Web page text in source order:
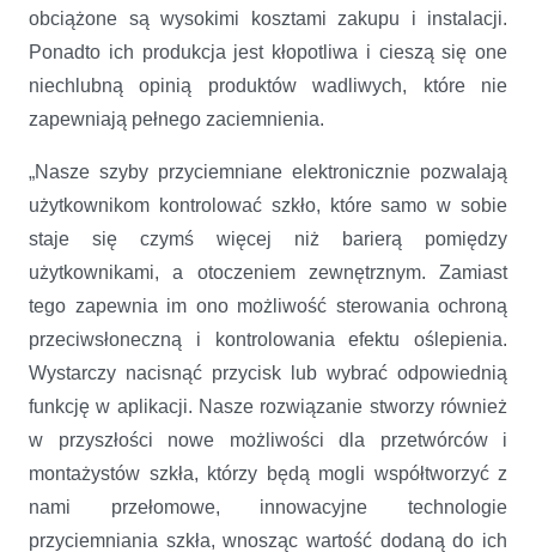
obciążone są wysokimi kosztami zakupu i instalacji.
Ponadto ich produkcja jest kłopotliwa i cieszą się one
niechlubną opinią produktów wadliwych, które nie
zapewniają pełnego zaciemnienia.
„Nasze szyby przyciemniane elektronicznie pozwalają
użytkownikom kontrolować szkło, które samo w sobie
staje się czymś więcej niż barierą pomiędzy
użytkownikami, a otoczeniem zewnętrznym. Zamiast
tego zapewnia im ono możliwość sterowania ochroną
przeciwsłoneczną i kontrolowania efektu oślepienia.
Wystarczy nacisnąć przycisk lub wybrać odpowiednią
funkcję w aplikacji. Nasze rozwiązanie stworzy również
w przyszłości nowe możliwości dla przetwórców i
montażystów szkła, którzy będą mogli współtworzyć z
nami przełomowe, innowacyjne technologie
przyciemniania szkła, wnosząc wartość dodaną do ich